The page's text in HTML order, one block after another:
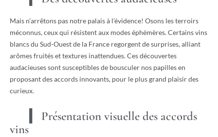
Mais n’arrêtons pas notre palais à l’évidence! Osons les terroirs
méconnus, ceux qui résistent aux modes éphémères. Certains vins
blancs du Sud-Ouest de la France regorgent de surprises, alliant
arômes fruités et textures inattendues. Ces découvertes
audacieuses sont susceptibles de bousculer nos papilles en
proposant des accords innovants, pour le plus grand plaisir des
curieux.
Présentation visuelle des accords
vins